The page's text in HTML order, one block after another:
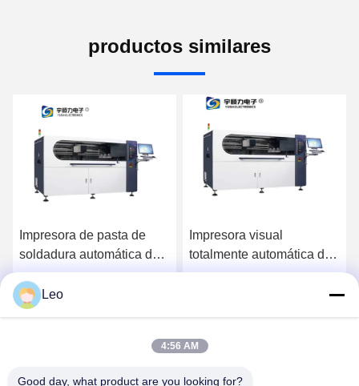
productos similares
Impresora visual
totalmente automática de
alta precisión de alta
calidad para línea de
producción mini LED
High Precision Fully
Automatic Visual Printer
For Mini Led
Leo
4:56 AM
Good day, what product are you looking for?